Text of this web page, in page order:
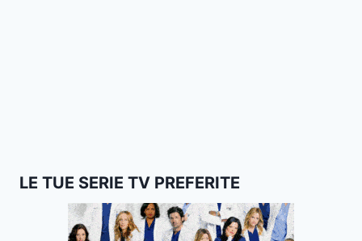
LE TUE SERIE TV PREFERITE